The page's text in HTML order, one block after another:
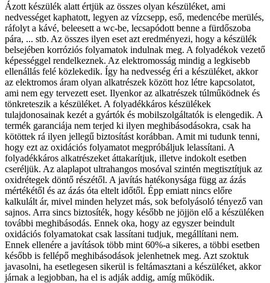
Ázott készülék alatt értjük az összes olyan készüléket, ami
nedvességet kaphatott, legyen az vízcsepp, eső, medencébe merülés,
ráfolyt a kávé, beleesett a wc-be, lecsapódott benne a fürdőszoba
pára, ... stb. Az összes ilyen eset azt eredményezi, hogy a készülék
belsejében korróziós folyamatok indulnak meg. A folyadékok vezető
képességgel rendelkeznek. Az elektromosság mindig a legkisebb
ellenállás felé közlekedik. Így ha nedvesség éri a készüléket, akkor
az elektromos áram olyan alkatrészek között hoz létre kapcsolatot,
ami nem egy tervezett eset. Ilyenkor az alkatrészek túlműködnek és
tönkreteszik a készüléket. A folyadékkáros készülékek
tulajdonosainak kezét a gyártók és mobilszolgáltatók is elengedik. A
termék garanciája nem terjed ki ilyen meghibásodásokra, csak ha
kötöttek rá ilyen jellegű biztosítást korábban. Amit mi tudunk tenni,
hogy ezt az oxidációs folyamatot megpróbáljuk lelassítani. A
folyadékkáros alkatrészeket áttakarítjuk, illetve indokolt esetben
cseréljük. Az alaplapot ultrahangos mosóval szintén megtisztítjuk az
oxidrétegek döntő részétől. A javítás hatékonysága függ az ázás
mértékétől és az ázás óta eltelt időtől. Épp emiatt nincs előre
kalkulált ár, mivel minden helyzet más, sok befolyásoló tényező van
sajnos. Arra sincs biztosíték, hogy később ne jöjjön elő a készüléken
további meghibásodás. Ennek oka, hogy az egyszer beindult
oxidációs folyamatokat csak lassítani tudjuk, megállítani nem.
Ennek ellenére a javítások több mint 60%-a sikeres, a többi esetben
később is fellépő meghibásodások jelenhetnek meg. Azt szoktuk
javasolni, ha esetlegesen sikerül is feltámasztani a készüléket, akkor
járnak a legjobban, ha el is adják addig, amíg működik.